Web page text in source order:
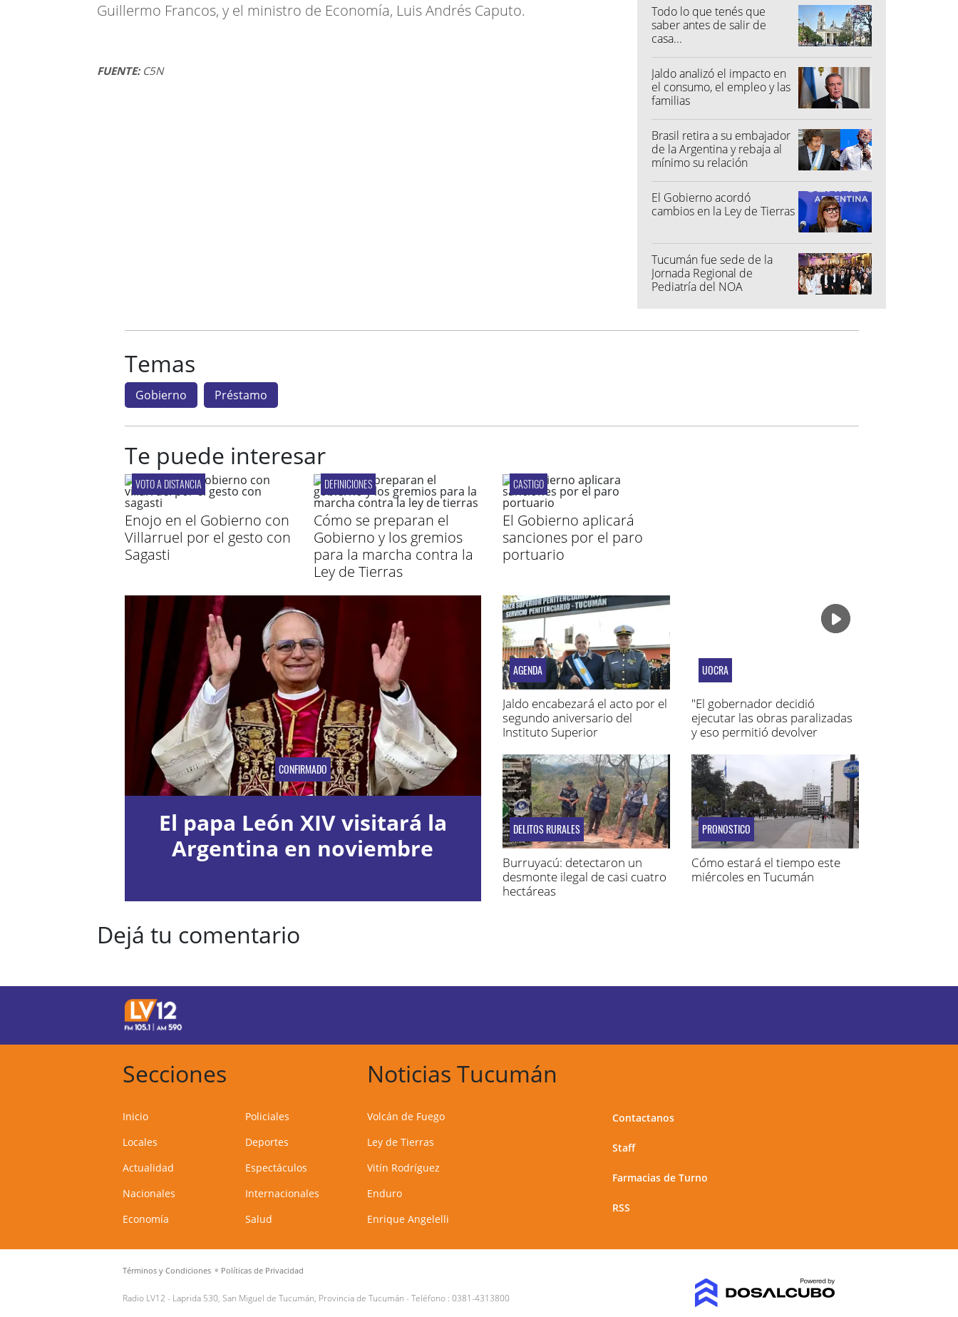
Guillermo Francos, y el ministro de Economía, Luis Andrés Caputo.
FUENTE:C5N
Todo lo que tenés que
saber antes de salir de
casa...
Jaldo analizó el impacto en
el consumo, el empleo y las
familias
Brasil retira a su embajador
de la Argentina y rebaja al
mínimo su relación
El Gobierno acordó
cambios en la Ley de Tierras
Tucumán fue sede de la
Jornada Regional de
Pediatría del NOA
Temas
Gobierno Préstamo
Te puede interesar
VOTO A DISTANCIA
Enojo en el Gobierno con
Villarruel por el gesto con
Sagasti
DEFINICIONES
Cómo se preparan el
Gobierno y los gremios
para la marcha contra la
Ley de Tierras
CASTIGO
El Gobierno aplicará
sanciones por el paro
portuario
CONFIRMADO
El papa León XIV visitará la
Argentina en noviembre
AGENDA
Jaldo encabezará el acto por el
segundo aniversario del
Instituto Superior
UOCRA
"El gobernador decidió
ejecutar las obras paralizadas
y eso permitió devolver
DELITOS RURALES
Burruyacú: detectaron un
desmonte ilegal de casi cuatro
hectáreas
PRONOSTICO
Cómo estará el tiempo este
miércoles en Tucumán
Dejá tu comentario
Secciones
Inicio
Locales
Actualidad
Nacionales
Economía
Policiales
Deportes
Espectáculos
Internacionales
Salud
Noticias Tucumán
Volcán de Fuego
Ley de Tierras
Vitín Rodríguez
Enduro
Enrique Angelelli
Contactanos
Staff
Farmacias de Turno
RSS
Términos y Condiciones Políticas de Privacidad
Radio LV12 - Laprida 530, San Miguel de Tucumán, Provincia de Tucumán - Teléfono : 0381-4313800